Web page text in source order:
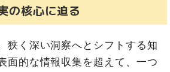
の核心に迫る
狭く深い洞察へとシフトする知
面的な情報収集を超えて、一つ